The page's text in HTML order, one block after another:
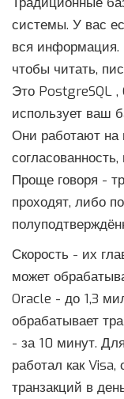
системы. У вас
вся информация.
чтобы читать,
Это PostgreSQL ,
использует ваш
Они работают на
Проще говоря -
проходят, либо
Скорость - их
может
Oracle - до 1,3
обрабатывает
- за 10 минут.
работал как
транзакций в